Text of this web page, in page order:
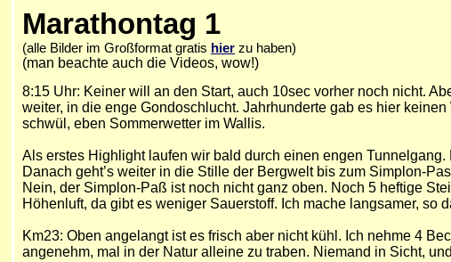
Marathontag 1
(alle Bilder im Großformat gratis hier zu haben)
(man beachte auch die Videos, wow!)
8:15 Uhr: Keiner will an den Start, auch 10sec vorher noch nicht.
weiter, in die enge Gondoschlucht. Jahrhunderte gab es hier
schwül, eben Sommerwetter im Wallis.
Als erstes Highlight laufen wir bald durch einen engen
Danach geht’s weiter in die Stille der Bergwelt bis zum Simplon-
Nein, der Simplon-Paß ist noch nicht ganz oben. Noch 5 heftige
Höhenluft, da gibt es weniger Sauerstoff. Ich mache langsamer, so
Km23: Oben angelangt ist es frisch aber nicht kühl. Ich nehme 4
angenehm, mal in der Natur alleine zu traben. Niemand in Sicht,